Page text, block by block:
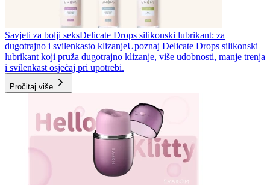
Savjeti za bolji seksDelicate Drops silikonski lubrikant: za
dugotrajno i svilenkasto klizanjeUpoznaj Delicate Drops silikonski
lubrikant koji pruža dugotrajno klizanje, više udobnosti, manje trenja
i svilenkast osjećaj pri upotrebi.
Pročitaj više